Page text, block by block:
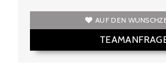
AUF DEN